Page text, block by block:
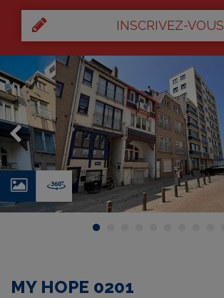
INSCRIVEZ-VOUS
Photos Virtual
MY HOPE 0201